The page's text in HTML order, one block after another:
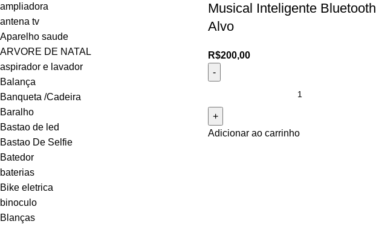
ampliadora
antena tv
Aparelho saude
ARVORE DE NATAL
aspirador e lavador
Balança
Banqueta /Cadeira
Baralho
Bastao de led
Bastao De Selfie
Batedor
baterias
Bike eletrica
binoculo
Blanças
Musical Inteligente Bluetooth
Alvo
R$200,00
Adicionar ao carrinho